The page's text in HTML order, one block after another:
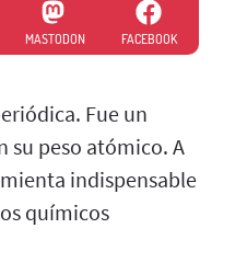
MASTODON FACEBOOK
Fue un
su peso atómico. A
indispensable
químicos